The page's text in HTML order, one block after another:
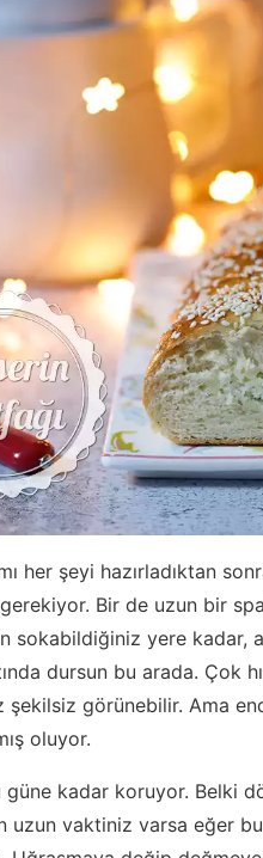
her şeyi hazırladıktan
gerekiyor. Bir de uzun bir
sokabildiğiniz yere kadar,
dursun bu arada. Çok
şekilsiz görünebilir. Ama
oluyor.
güne kadar koruyor. Belki
uzun vaktiniz varsa eğer